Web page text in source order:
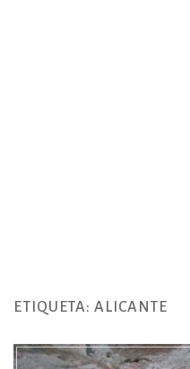
ETIQUETA:ALICANTE